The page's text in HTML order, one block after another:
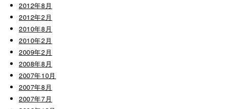
2012年8月
2012年2月
2010年8月
2010年2月
2009年2月
2008年8月
2007年10月
2007年8月
2007年7月